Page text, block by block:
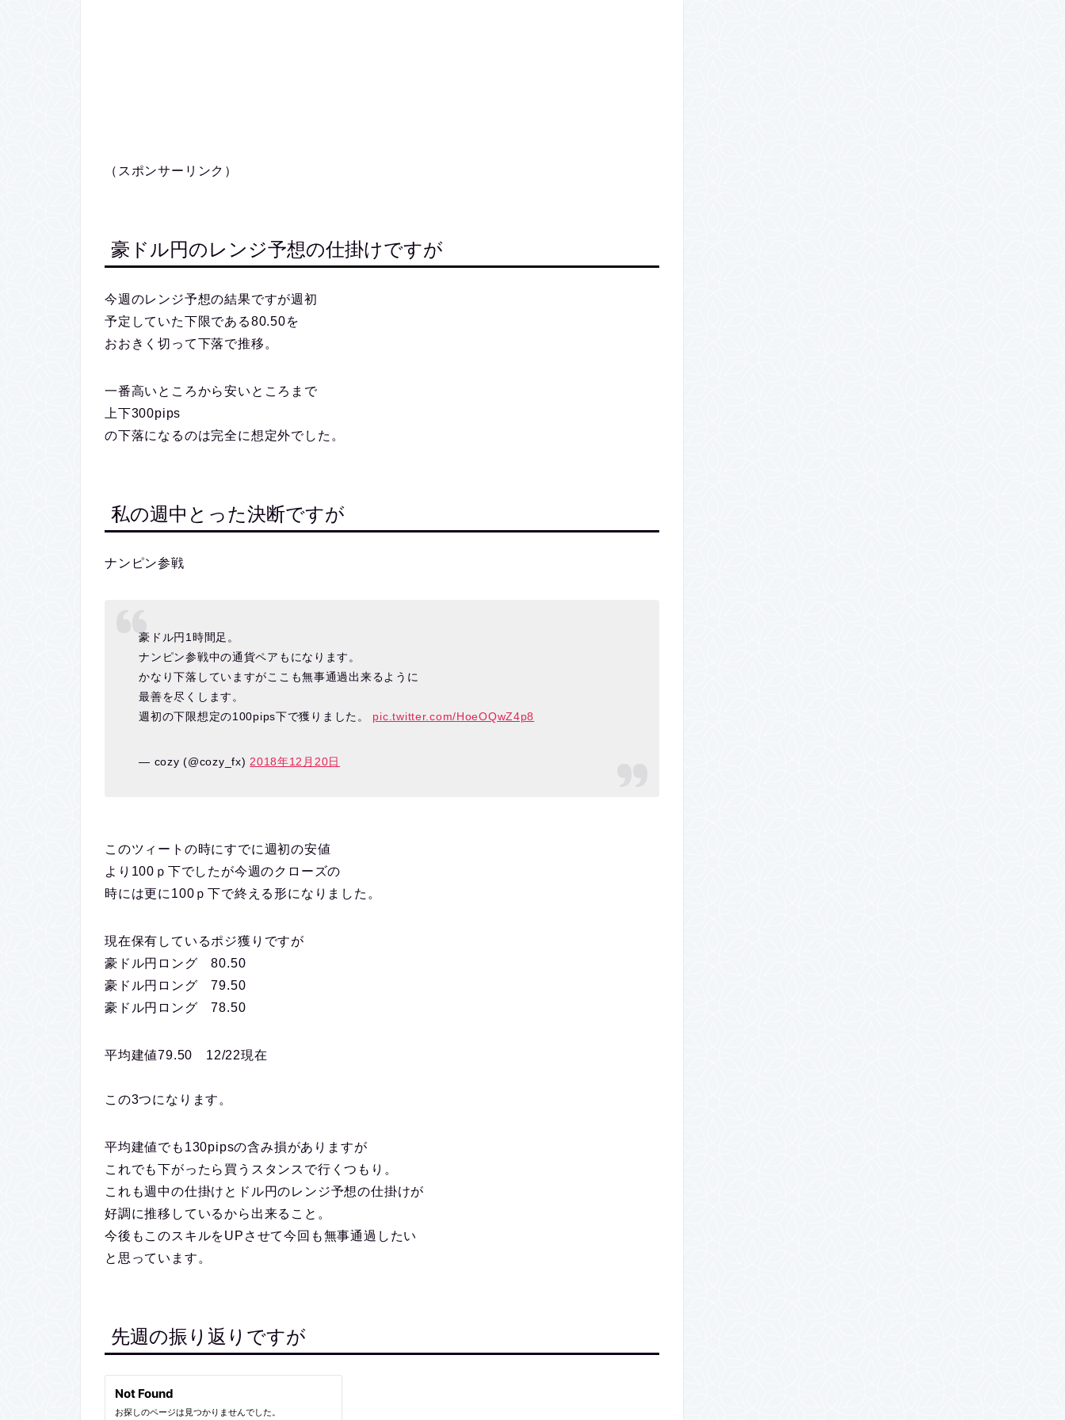
（スポンサーリンク）
豪ドル円のレンジ予想の仕掛けですが
今週のレンジ予想の結果ですが週初
予定していた下限である80.50を
おおきく切って下落で推移。
一番高いところから安いところまで
上下300pips
の下落になるのは完全に想定外でした。
私の週中とった決断ですが
ナンピン参戦
豪ドル円1時間足。
ナンピン参戦中の通貨ペアもになります。
かなり下落していますがここも無事通過出来るように
最善を尽くします。
週初の下限想定の100pips下で獲りました。 pic.twitter.com/HoeOQwZ4p8
— cozy (@cozy_fx) 2018年12月20日
このツィートの時にすでに週初の安値
より100ｐ下でしたが今週のクローズの
時には更に100ｐ下で終える形になりました。
現在保有しているポジ獲りですが
豪ドル円ロング 80.50
豪ドル円ロング 79.50
豪ドル円ロング 78.50
平均建値79.50 12/22現在
この3つになります。
平均建値でも130pipsの含み損がありますが
これでも下がったら買うスタンスで行くつもり。
これも週中の仕掛けとドル円のレンジ予想の仕掛けが
好調に推移しているから出来ること。
今後もこのスキルをUPさせて今回も無事通過したい
と思っています。
先週の振り返りですが